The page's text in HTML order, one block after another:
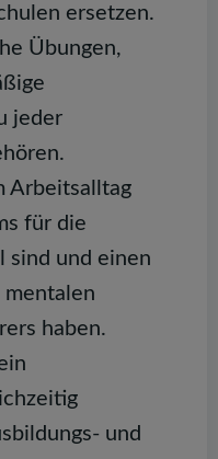
ersetzen.
Übungen,
jeder
Arbeitsalltag
für die
sind und einen
mentalen
haben.
und